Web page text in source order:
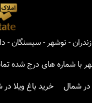
- نوشهر - سیسنگان -
با شماره های درج شده
در شمال خرید باغ ویلا